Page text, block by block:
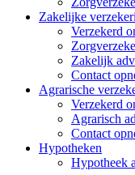
Zakelijke
Verzekerd
Zakelijk
Contact
Agrarische
Verzekerd
Agrarisch
Contact
Hypotheken
Hypotheek